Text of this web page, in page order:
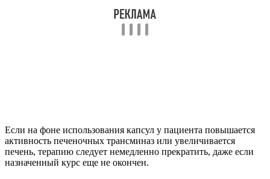
Если на фоне использования капсул у пациента повышается
активность печеночных трансминаз или увеличивается
печень, терапию следует немедленно прекратить, даже если
назначенный курс еще не окончен.